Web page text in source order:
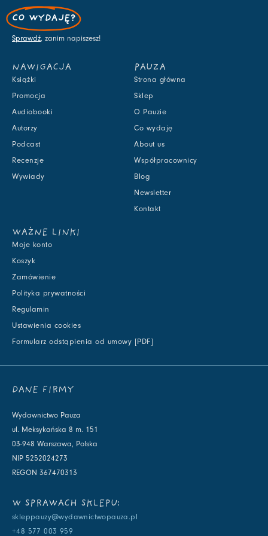
CO WYDAJĘ?
Sprawdź, zanim napiszesz!
NAWIGACJA
Książki
Promocja
Audiobooki
Autorzy
Podcast
Recenzje
Wywiady
PAUZA
Strona główna
Sklep
O Pauzie
Co wydaję
About us
Współpracownicy
Blog
Newsletter
Kontakt
WAŻNE LINKI
Moje konto
Koszyk
Zamówienie
Polityka prywatności
Regulamin
Ustawienia cookies
Formularz odstąpienia od umowy [PDF]
DANE FIRMY
Wydawnictwo Pauza
ul. Meksykańska 8 m. 151
03-948 Warszawa, Polska
NIP 5252024273
REGON 367470313
W SPRAWACH SKLEPU:
skleppauzy@wydawnictwopauza.pl
+48 577 003 959